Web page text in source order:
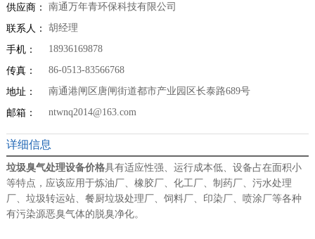
供应商： 南通万年青环保科技有限公司
联系人： 胡经理
手机： 18936169878
传真： 86-0513-83566768
地址： 南通港闸区唐闸街道都市产业园区长泰路689号
邮箱： ntwnq2014@163.com
详细信息
垃圾臭气处理设备价格具有适应性强、运行成本低、设备占在面积小
等特点，应该应用于炼油厂、橡胶厂、化工厂、制药厂、污水处理
厂、垃圾转运站、餐厨垃圾处理厂、饲料厂、印染厂、喷涂厂等各种
有污染源恶臭气体的脱臭净化。